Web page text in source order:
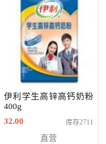
伊利学生高锌高钙奶粉
400g
32.00
库存2711
直营